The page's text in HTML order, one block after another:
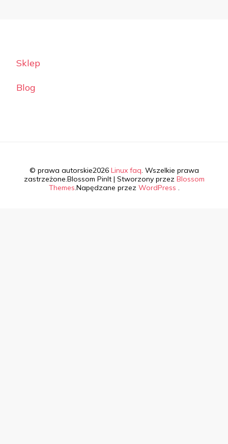
Sklep
Blog
© prawa autorskie2026 Linux faq. Wszelkie prawa
zastrzeżone.Blossom PinIt | Stworzony przez Blossom
Themes.Napędzane przez WordPress .